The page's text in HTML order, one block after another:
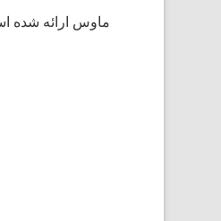
ماوس ارائه شده